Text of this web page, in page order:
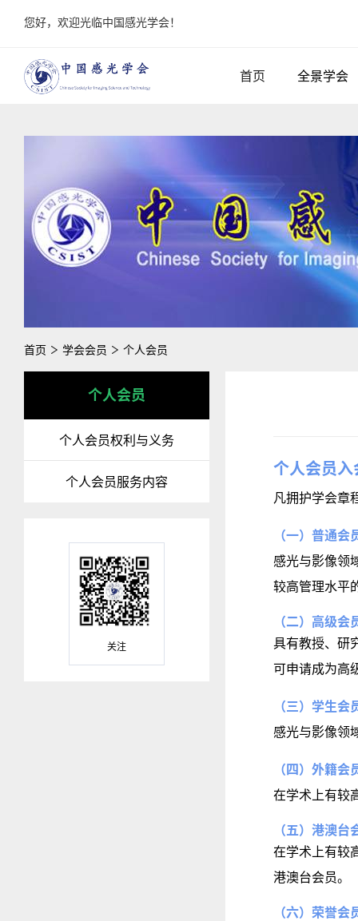
您好，欢迎光临中国感光学会！
首页 全景学会
首页 学会会员 个人会员
个人会员
个人会员权利与义务
个人会员服务内容
关注
个人会员入
凡拥护学会章
（一）普通会
感光与影像领
较高管理水平
（二）高级会
具有教授、研
可申请成为高
（三）学生会
感光与影像领
（四）外籍会
在学术上有较
（五）港澳台
在学术上有较
港澳台会员。
（六）荣誉会